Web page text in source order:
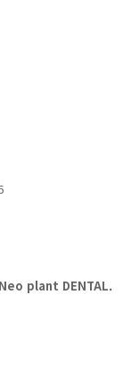
plant DENTAL.